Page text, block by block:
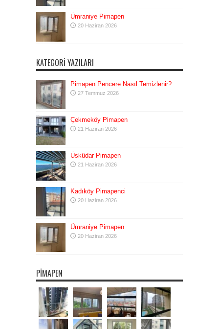
Ümraniye Pimapen
20 Haziran 2026
KATEGORI YAZILARI
Pimapen Pencere Nasıl Temizlenir?
27 Temmuz 2026
Çekmeköy Pimapen
21 Haziran 2026
Üsküdar Pimapen
21 Haziran 2026
Kadıköy Pimapenci
20 Haziran 2026
Ümraniye Pimapen
20 Haziran 2026
PIMAPEN